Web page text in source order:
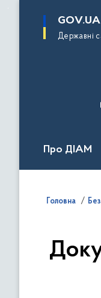
основного
GOV.UA
Державні
Про ДІАМ
Головна